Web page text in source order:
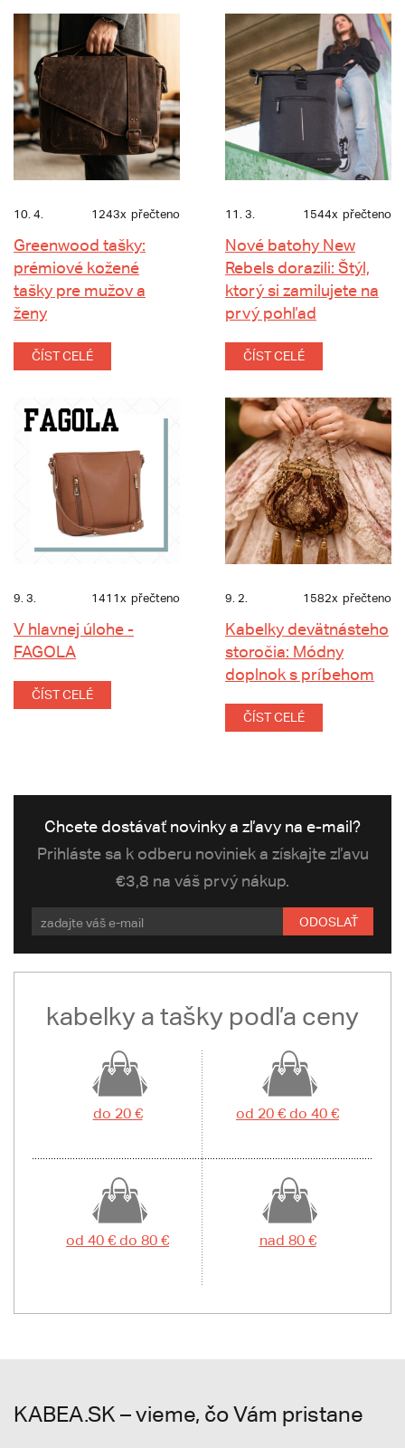
10. 4. 1243x přečteno
Greenwood tašky:
prémiové kožené
tašky pre mužov a
ženy
ČÍST CELÉ
11. 3. 1544x přečteno
Nové batohy New
Rebels dorazili: Štýl,
ktorý si zamilujete na
prvý pohľad
ČÍST CELÉ
9. 3. 1411x přečteno
V hlavnej úlohe -
FAGOLA
ČÍST CELÉ
9. 2. 1582x přečteno
Kabelky devätnásteho
storočia: Módny
doplnok s príbehom
ČÍST CELÉ
Chcete dostávať novinky a zľavy na e-mail?
Prihláste sa k odberu noviniek a získajte zľavu
€3,8 na váš prvý nákup.
ODOSLAŤ
kabelky a tašky podľa ceny
do 20 € od 20 € do 40 €
od 40 € do 80 € nad 80 €
KABEA.SK – vieme, čo Vám pristane